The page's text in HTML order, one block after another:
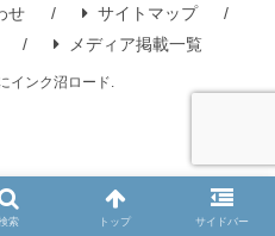
せ
サイトマップ
メディア掲載一覧
インク沼ロード.
索 トップ サイドバー